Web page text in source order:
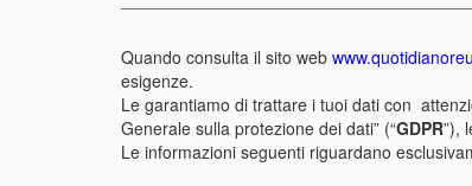
Quando consulta il sito web
esigenze.
Le garantiamo di trattare i tuoi dati con
Generale sulla protezione dei dati” (“GDPR”),
Le informazioni seguenti riguardano